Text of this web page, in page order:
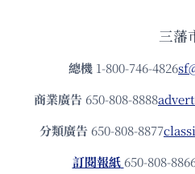
三藩
總機 1-800-746-4826
商業廣告 650-808-8888
分類廣告 650-808-8877
訂閱報紙 650-808-